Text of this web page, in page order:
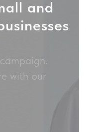
and
with our